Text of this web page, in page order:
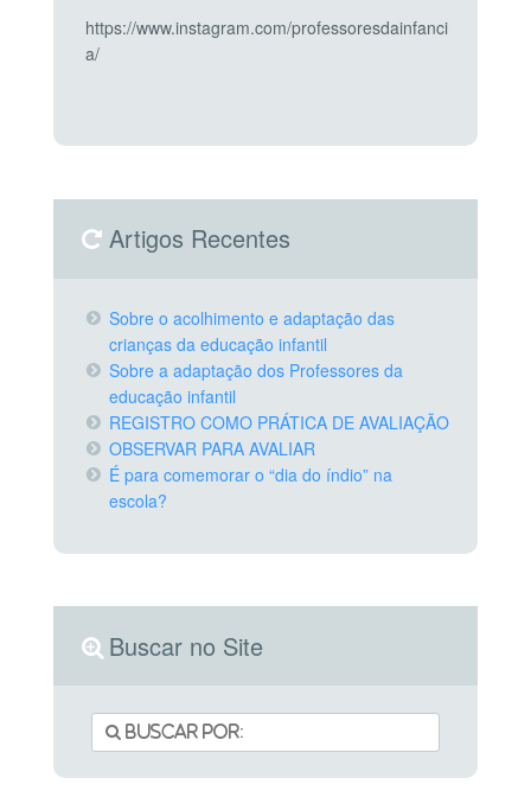
https://www.instagram.com/professoresdainfanci
a/
Artigos Recentes
Sobre o acolhimento e adaptação das
crianças da educação infantil
Sobre a adaptação dos Professores da
educação infantil
REGISTRO COMO PRÁTICA DE AVALIAÇÃO
OBSERVAR PARA AVALIAR
É para comemorar o “dia do índio” na
escola?
Buscar no Site